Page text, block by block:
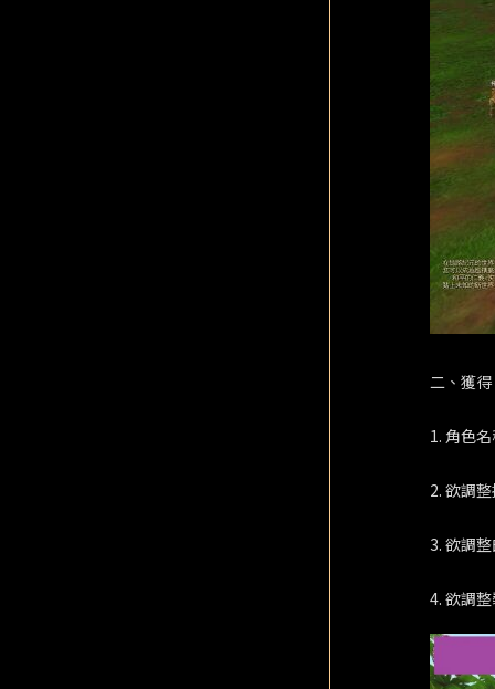
二、獲
1. 角色
2. 欲調
3. 欲調
4. 欲調